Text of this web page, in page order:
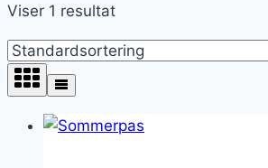
Viser 1 resultat